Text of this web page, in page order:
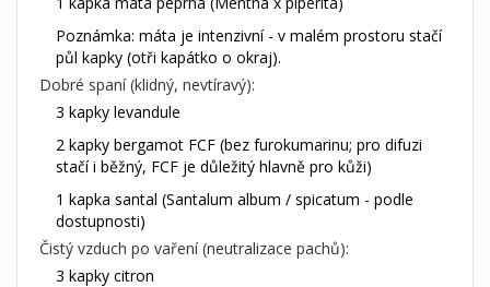
Poznámka: máta je intenzivní - v malém prostoru stačí
půl kapky (otři kapátko o okraj).
Dobré spaní (klidný, nevtíravý):
3 kapky levandule
2 kapky bergamot FCF (bez furokumarinu; pro difuzi
stačí i běžný, FCF je důležitý hlavně pro kůži)
1 kapka santal (Santalum album / spicatum - podle
dostupnosti)
Čistý vzduch po vaření (neutralizace pachů):
3 kapky citron